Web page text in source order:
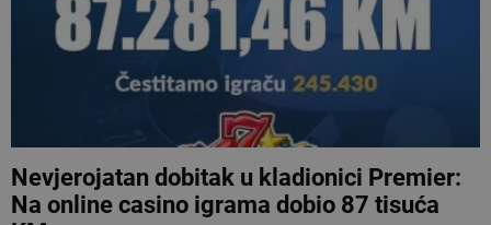
Nevjerojatan dobitak u kladionici Premier:
Na online casino igrama dobio 87 tisuća